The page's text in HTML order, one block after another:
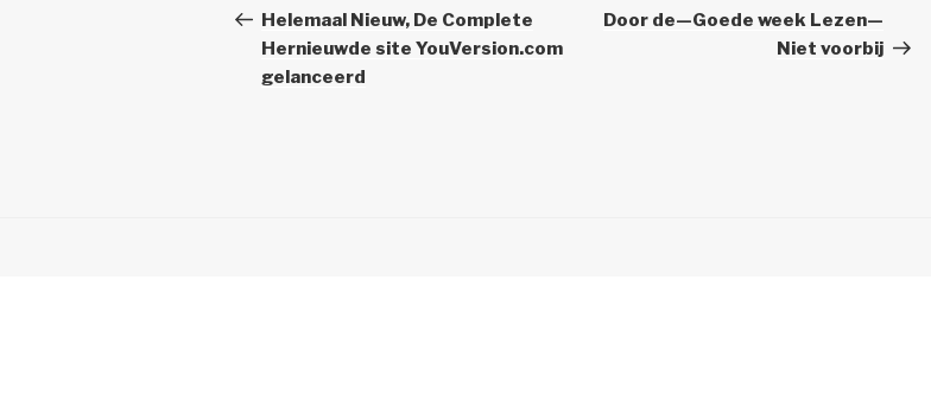
bericht
Helemaal Nieuw, De Complete
Hernieuwde site YouVersion.com
gelanceerd
Door de—Goede week Lezen—
Niet voorbij